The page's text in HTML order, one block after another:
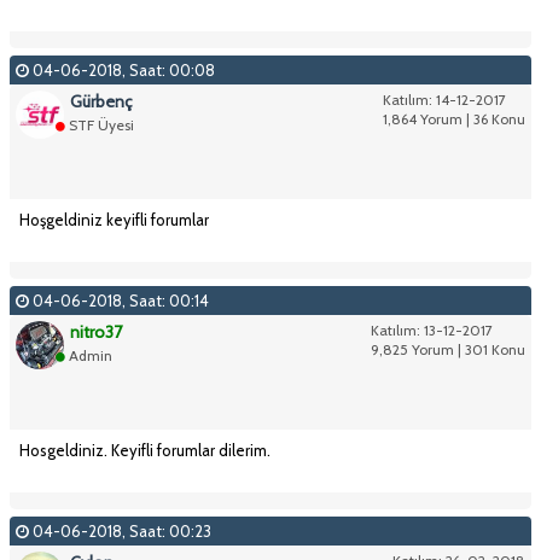
04-06-2018, Saat: 00:08
Katılım: 14-12-2017
1,864 Yorum | 36 Konu
Gürbenç
STF Üyesi
Hoşgeldiniz keyifli forumlar
04-06-2018, Saat: 00:14
Katılım: 13-12-2017
9,825 Yorum | 301 Konu
nitro37
Admin
Hosgeldiniz. Keyifli forumlar dilerim.
04-06-2018, Saat: 00:23